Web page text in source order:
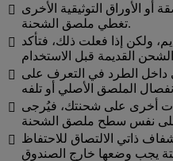

أو الأوراق التوثيقية الأخرى
تغطي ملصق الشحنة.

ولكن إذا فعلت ذلك، فتأكد

الطرد في التعرف على

أخرى على شحنتك، فيُرجى

ذاتي الالتصاق للاحتفاظ